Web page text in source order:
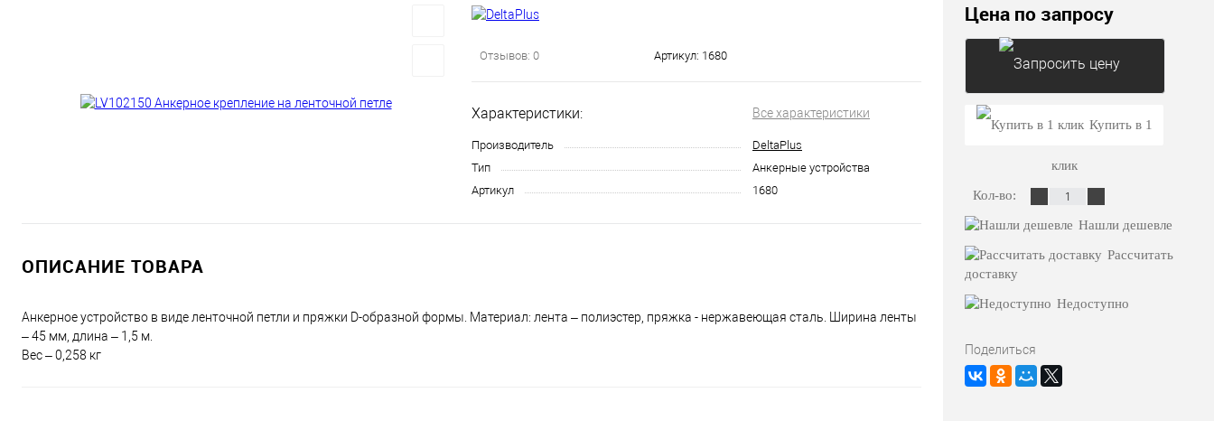
Отзывов: 0 Артикул: 1680
Характеристики: Все характеристики
Производитель
DeltaPlus
Тип
Анкерные устройства
Артикул
1680
ОПИСАНИЕ ТОВАРА
Анкерное устройство в виде ленточной петли и пряжки D-образной формы. Материал: лента – полиэстер, пряжка - нержавеющая сталь. Ширина ленты
– 45 мм, длина – 1,5 м.
Вес – 0,258 кг
Цена по запросу
Запросить ценуКупить в 1
клик
Кол-во:
Нашли дешевле
Рассчитать
доставку
Недоступно
Поделиться